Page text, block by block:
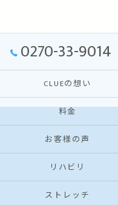
0270-33-9014
CLUEの想い
料金
お客様の声
リハビリ
ストレッチ